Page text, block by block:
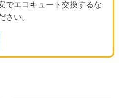
でエコキュート交換するな
さい。